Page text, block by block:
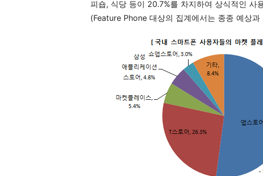
피숍, 식당 등이 20.7%를 차지하여 상식적인 사
(Feature Phone 대상의 집계에서는 종종 예상